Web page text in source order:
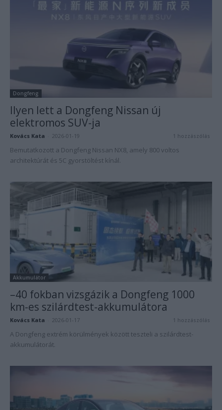
Dongfeng
Ilyen lett a Dongfeng Nissan új
elektromos SUV-ja
Kovács Kata 2026-01-19 1 hozzászólás
Bemutatkozott a Dongfeng Nissan NX8, amely 800 voltos
architektúrát és 5C gyorstöltést kínál.
Akkumulátor
–40 fokban vizsgázik a Dongfeng 1000
km-es szilárdtest-akkumulátora
Kovács Kata 2026-01-17 1 hozzászólás
A Dongfeng extrém körülmények között teszteli a szilárdtest-
akkumulátorát.